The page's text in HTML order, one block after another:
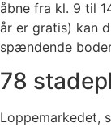
åbne fra kl. 9 til
år er gratis) kan
spændende
78
Loppemarkedet,